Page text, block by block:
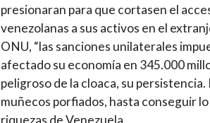
presionaran para que cortasen el
venezolanas a sus activos en el
ONU, “las sanciones unilaterales
afectado su economía en 345.000
peligroso de la cloaca, su
muñecos porfiados, hasta conseguir
riquezas de Venezuela.